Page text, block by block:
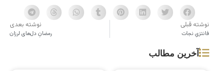
نوشته قبلی
فانتزیِ نجات
نوشته بعدی
رمضانِ دل‌های لرزان
آخرین مطالب